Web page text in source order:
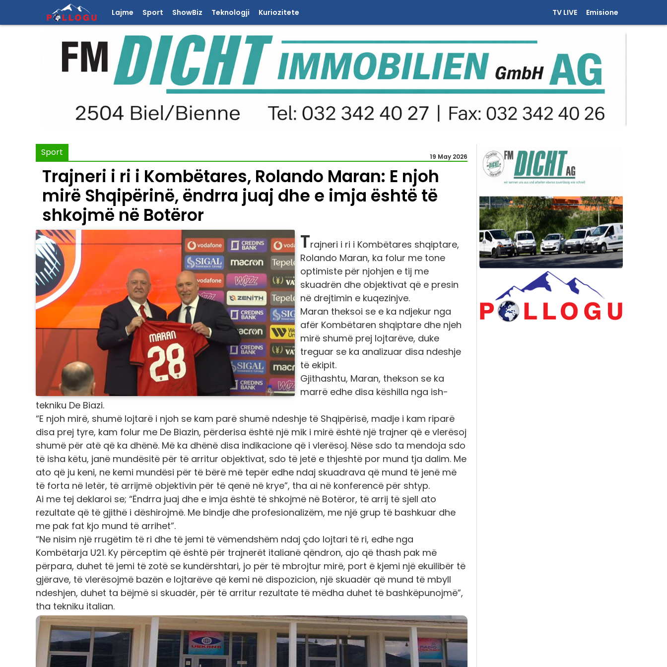
Lajme Sport ShowBiz Teknologji Kuriozitete TV LIVE Emisione
Sport 19 May 2026
Trajneri i ri i Kombëtares, Rolando Maran: E njoh
mirë Shqipërinë, ëndrra juaj dhe e imja është të
shkojmë në Botëror
Trajneri i ri i Kombëtares shqiptare,
Rolando Maran, ka folur me tone
optimiste për njohjen e tij me
skuadrën dhe objektivat që e presin
në drejtimin e kuqezinjve.
Maran theksoi se e ka ndjekur nga
afër Kombëtaren shqiptare dhe njeh
mirë shumë prej lojtarëve, duke
treguar se ka analizuar disa ndeshje
të ekipit.
Gjithashtu, Maran, thekson se ka
marrë edhe disa këshilla nga ish-
tekniku De Biazi.
“E njoh mirë, shumë lojtarë i njoh se kam parë shumë ndeshje të Shqipërisë, madje i kam riparë
disa prej tyre, kam folur me De Biazin, përderisa është një mik i mirë është një trajner që e vlerësoj
shumë për atë që ka dhënë. Më ka dhënë disa indikacione që i vlerësoj. Nëse sdo ta mendoja sdo
të isha këtu, janë mundësitë për të arritur objektivat, sdo të jetë e thjeshtë por mund tja dalim. Me
ato që ju keni, ne kemi mundësi për të bërë më tepër edhe ndaj skuadrava që mund të jenë më
të forta në letër, të arrijmë objektivin për të qenë në krye”, tha ai në konferencë për shtyp.
Ai me tej deklaroi se; “Ëndrra juaj dhe e imja është të shkojmë në Botëror, të arrij të sjell ato
rezultate që të gjithë i dëshirojmë. Me bindje dhe profesionalizëm, me një grup të bashkuar dhe
me pak fat kjo mund të arrihet”.
“Ne nisim një rrugëtim të ri dhe të jemi të vëmendshëm ndaj çdo lojtari të ri, edhe nga
Kombëtarja U21. Ky përceptim që është për trajnerët italianë qëndron, ajo që thash pak më
përpara, duhet të jemi të zotë se kundërshtari, jo për të mbrojtur mirë, port ë kjemi një ekuilibër të
gjërave, të vlerësojmë bazën e lojtarëve që kemi në dispozicion, një skuadër që mund të mbyll
ndeshjen, duhet ta bëjmë si skuadër, për të arritur rezultate të mëdha duhet të bashkëpunojmë”,
tha tekniku italian.